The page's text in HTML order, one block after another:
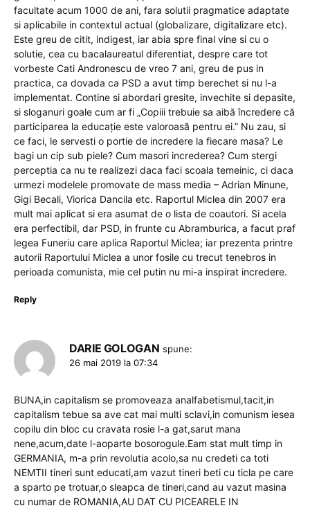
facultate acum 1000 de ani, fara solutii pragmatice adaptate
si aplicabile in contextul actual (globalizare, digitalizare etc).
Este greu de citit, indigest, iar abia spre final vine si cu o
solutie, cea cu bacalaureatul diferentiat, despre care tot
vorbeste Cati Andronescu de vreo 7 ani, greu de pus in
practica, ca dovada ca PSD a avut timp berechet si nu l-a
implementat. Contine si abordari gresite, invechite si depasite,
si sloganuri goale cum ar fi „Copiii trebuie sa aibă încredere că
participarea la educație este valoroasă pentru ei.” Nu zau, si
ce faci, le servesti o portie de incredere la fiecare masa? Le
bagi un cip sub piele? Cum masori increderea? Cum stergi
perceptia ca nu te realizezi daca faci scoala temeinic, ci daca
urmezi modelele promovate de mass media – Adrian Minune,
Gigi Becali, Viorica Dancila etc. Raportul Miclea din 2007 era
mult mai aplicat si era asumat de o lista de coautori. Si acela
era perfectibil, dar PSD, in frunte cu Abramburica, a facut praf
legea Funeriu care aplica Raportul Miclea; iar prezenta printre
autorii Raportului Miclea a unor fosile cu trecut tenebros in
perioada comunista, mie cel putin nu mi-a inspirat incredere.
Reply
DARIE GOLOGAN spune:
26 mai 2019 la 07:34
BUNA,in capitalism se promoveaza analfabetismul,tacit,in
capitalism tebue sa ave cat mai multi sclavi,in comunism iesea
copilu din bloc cu cravata rosie l-a gat,sarut mana
nene,acum,date l-aoparte bosorogule.Eam stat mult timp in
GERMANIA, m-a prin revolutia acolo,sa nu credeti ca toti
NEMTII tineri sunt educati,am vazut tineri beti cu ticla pe care
a sparto pe trotuar,o sleapca de tineri,cand au vazut masina
cu numar de ROMANIA,AU DAT CU PICEARELE IN